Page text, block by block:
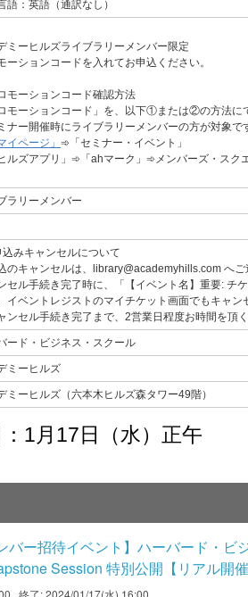
語：英語（通訳なし）
ミーヒルズライブラリーメンバー限定
ーションコードを入れてお申込ください。
モーションコード確認方法
ロモーションコード」を、以下①または②の方法に
ナー開催時にライブラリーメンバーの方が対象で
イページ」 ➾「セミナー・イベント」
ルズアプリ」➾「ahマーク」➾メンバーズ・スク
ラリーメンバー
みキャンセルについて
のキャンセルは、library@academyhills.com へ
セル手続き完了時に、「【イベント名】重要: チ
イベントレジストのマイチケット画面でもキャ
ンセル手続き完了まで、2営業日程度お時間を頂
ード・ビジネス・スクール
ミーヒルズ
ミーヒルズ（六本木ヒルズ森タワー49階）
1月17日（水）正午